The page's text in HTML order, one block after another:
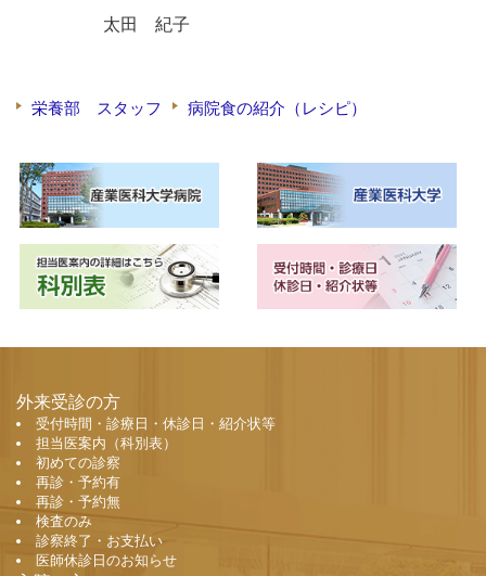
栄養部 スタッフ 病院食の紹介（レシピ）
太田 紀子
外来受診の方
受付時間・診療日・休診日・紹介状等
担当医案内（科別表）
初めての診察
再診・予約有
再診・予約無
検査のみ
診察終了・お支払い
医師休診日のお知らせ